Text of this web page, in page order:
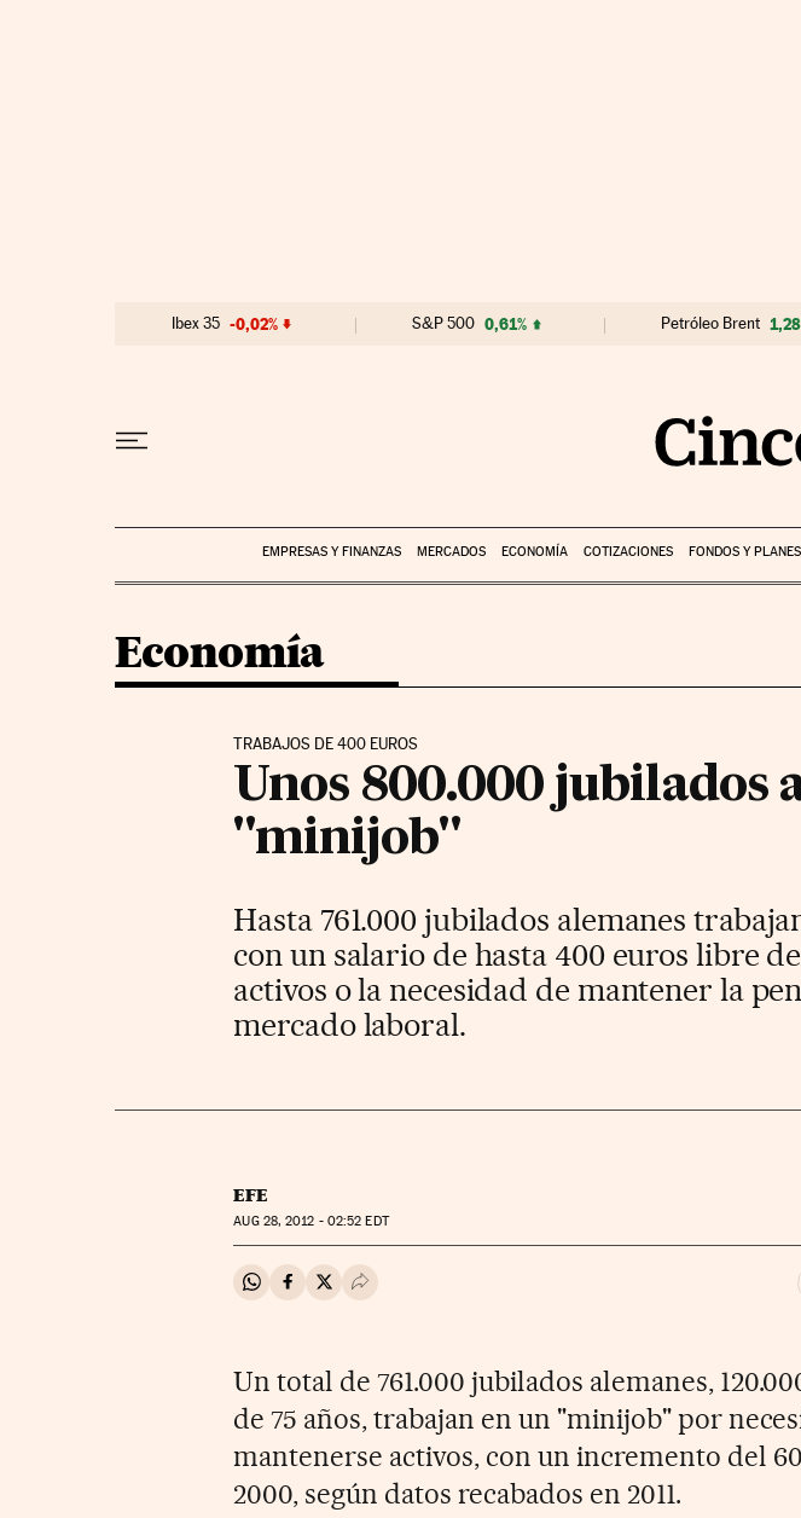
Ibex 35 -0,02% S&P 500 0,61% Petróleo Brent
EMPRESAS Y FINANZAS MERCADOS ECONOMÍA COTIZACIONES FONDOS Y PLANES
Economía
TRABAJOS DE 400 EUROS
Unos 800.000 jubilados
"minijob"
Hasta 761.000 jubilados alemanes
con un salario de hasta 400 euros libre
activos o la necesidad de mantener la
mercado laboral.
EFE
AUG28, 2012 - 02:52 EDT
Compartir en Whatsapp
Compartir en Facebook
Compartir en Twitter
Desplegar Redes Sociales
Un total de 761.000 jubilados alemanes,
de 75 años, trabajan en un "minijob" por
mantenerse activos, con un incremento del
2000, según datos recabados en 2011.